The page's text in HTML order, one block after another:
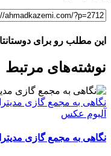
این مطلب رو برای
FacebookX
LinkedIn
WhatsApp
Telegram
ایمیل
نوشته‌‌های مرتبط
نگاهی به مجمع گازی
آلبوم عکس
نگاهی به مجمع گازی